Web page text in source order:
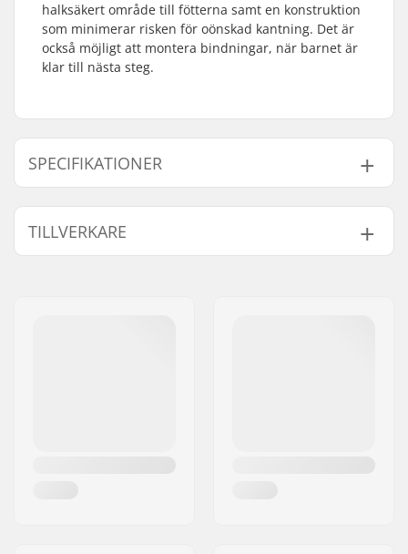
halksäkert område till fötterna samt en konstruktion
som minimerar risken för oönskad kantning. Det är
också möjligt att montera bindningar, när barnet är
klar till nästa steg.
SPECIFIKATIONER
Snowboard Flex:
2
Bindings system:
Form:
True Twin
TILLVERKARE